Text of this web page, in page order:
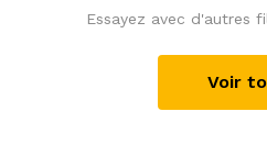
Essayez avec d'autres
Voir